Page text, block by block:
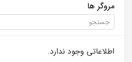
مروگر ها
اطلاعاتی وجود ندارد.